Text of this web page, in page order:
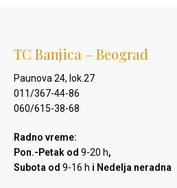
TC Banjica – Beograd
Paunova 24, lok.27
011/367-44-86
060/615-38-68
Radno vreme:
Pon.-Petak od 9-20 h,
Subota od 9-16 h i Nedelja neradna